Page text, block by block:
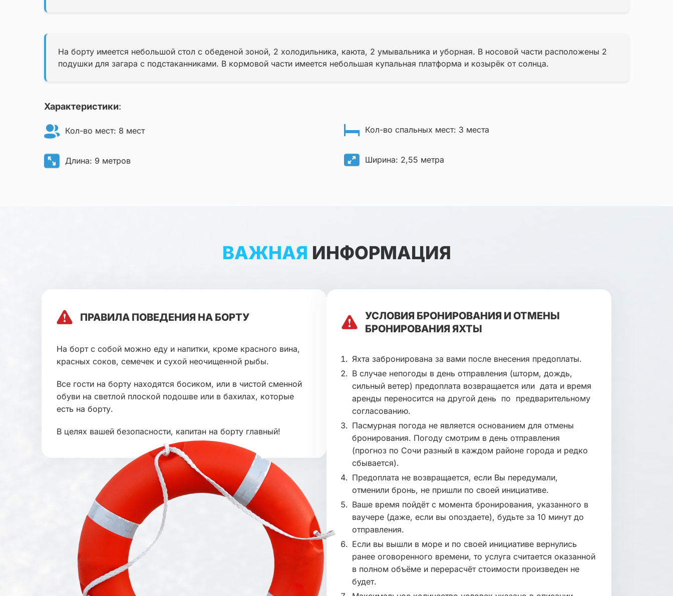
На борту имеется небольшой стол с обеденой зоной, 2 холодильника, каюта, 2 умывальника и уборная. В носовой части расположены 2
подушки для загара с подстаканниками. В кормовой части имеется небольшая купальная платформа и козырёк от солнца.
Характеристики:
Кол-во мест: 8 мест Кол-во спальных мест: 3 места
Длина: 9 метров Ширина: 2,55 метра
ВАЖНАЯ ИНФОРМАЦИЯ
ПРАВИЛА ПОВЕДЕНИЯ НА БОРТУ
На борт с собой можно еду и напитки, кроме красного вина,
красных соков, семечек и сухой неочищенной рыбы.
Все гости на борту находятся босиком, или в чистой сменной
обуви на светлой плоской подошве или в бахилах, которые
есть на борту.
В целях вашей безопасности, капитан на борту главный!
УСЛОВИЯ БРОНИРОВАНИЯ И ОТМЕНЫ
БРОНИРОВАНИЯ ЯХТЫ
Яхта забронирована за вами после внесения предоплаты.
В случае непогоды в день отправления (шторм, дождь,
сильный ветер) предоплата возвращается или дата и время
аренды переносится на другой день по предварительному
согласованию.
Пасмурная погода не является основанием для отмены
бронирования. Погоду смотрим в день отправления
(прогноз по Сочи разный в каждом районе города и редко
сбывается).
Предоплата не возвращается, если Вы передумали,
отменили бронь, не пришли по своей инициативе.
Ваше время пойдёт с момента бронирования, указанного в
ваучере (даже, если вы опоздаете), будьте за 10 минут до
отправления.
Если вы вышли в море и по своей инициативе вернулись
ранее оговоренного времени, то услуга считается оказанной
в полном объёме и перерасчёт стоимости произведен не
будет.